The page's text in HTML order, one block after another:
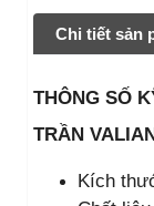
Chi tiết sản
THÔNG SỐ
TRẦN
Kích